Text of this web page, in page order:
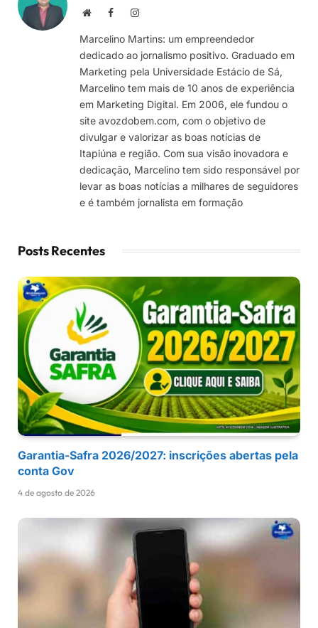
Site FacebookInstagram
Marcelino Martins: um empreendedor
dedicado ao jornalismo positivo. Graduado em
Marketing pela Universidade Estácio de Sá,
Marcelino tem mais de 10 anos de experiência
em Marketing Digital. Em 2006, ele fundou o
site avozdobem.com, com o objetivo de
divulgar e valorizar as boas notícias de
Itapiúna e região. Com sua visão inovadora e
dedicação, Marcelino tem sido responsável por
levar as boas notícias a milhares de seguidores
e é também jornalista em formação
Posts Recentes
Garantia-Safra 2026/2027: inscrições abertas pela
conta Gov
4 de agosto de 2026